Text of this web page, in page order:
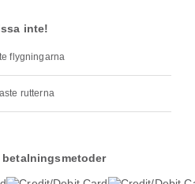
inte!
flygningarna
rutterna
betalningsmetoder